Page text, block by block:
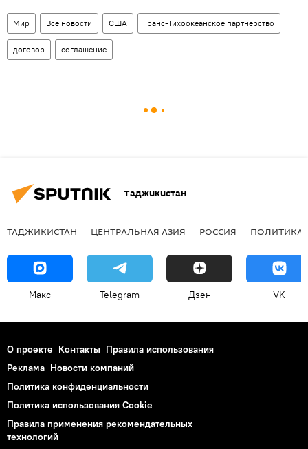
Мир Все новости США Транс-Тихоокеанское партнерство
договор соглашение
Таджикистан
ТАДЖИКИСТАН ЦЕНТРАЛЬНАЯ АЗИЯ РОССИЯ ПОЛИТИКА
Макс Telegram Дзен VK
О проекте Контакты Правила использования
Реклама Новости компаний
Политика конфиденциальности
Политика использования Cookie
Правила применения рекомендательных
технологий